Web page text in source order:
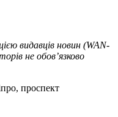
видавців новин (WAN-
не обов’язково
проспект